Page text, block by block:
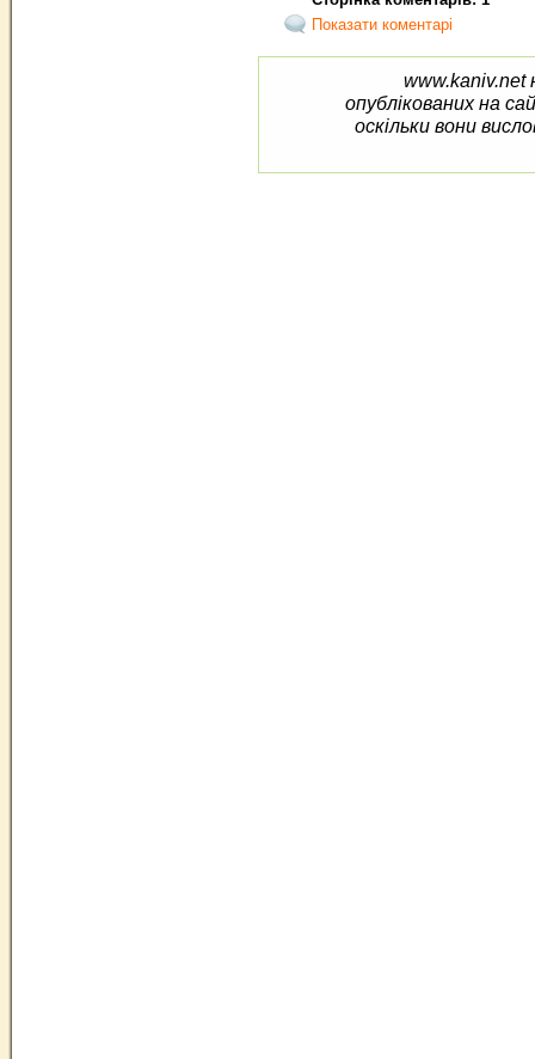
Показати коментарі
www.kaniv.net
опублікованих на
оскільки вони